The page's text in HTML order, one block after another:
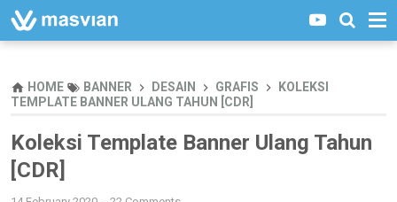
HOME BANNER DESAIN GRAFIS
KOLEKSI
TEMPLATE BANNER ULANG TAHUN [CDR]
Koleksi Template Banner Ulang Tahun
[CDR]